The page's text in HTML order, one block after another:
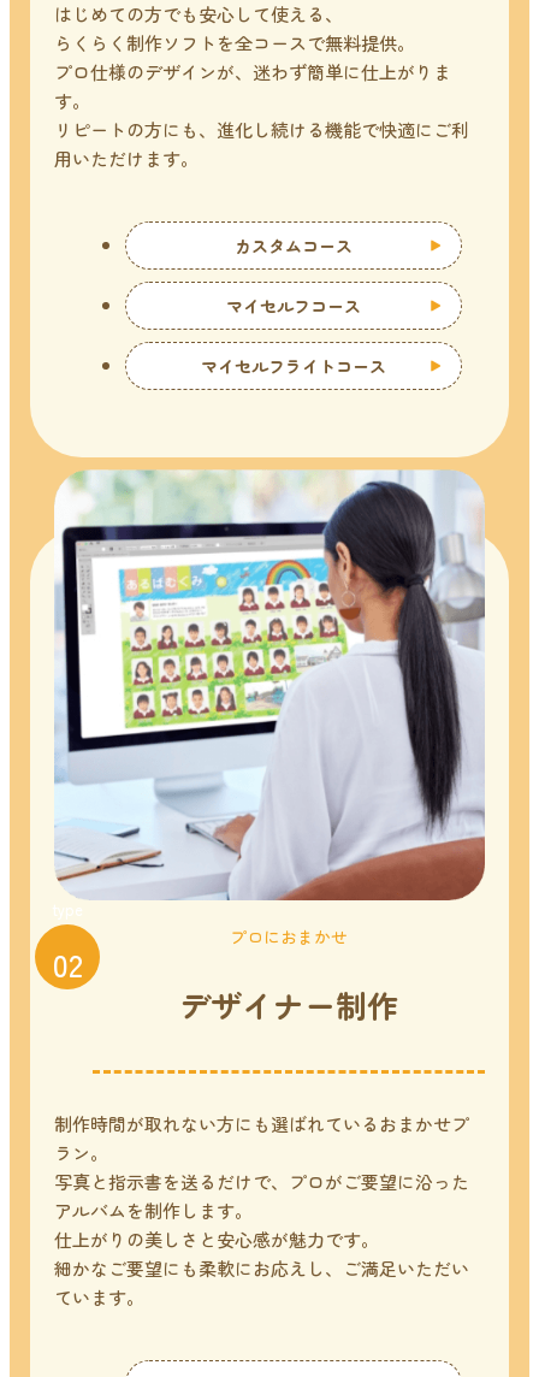
はじめての方でも安心して使える、
らくらく制作ソフトを全コースで無料提供。
プロ仕様のデザインが、迷わず簡単に仕上がりま
す。
リピートの方にも、進化し続ける機能で快適にご利
用いただけます。
カスタムコース
マイセルフコース
マイセルフライトコース
type
02
プロにおまかせ
デザイナー制作
制作時間が取れない方にも選ばれているおまかせプ
ラン。
写真と指示書を送るだけで、プロがご要望に沿った
アルバムを制作します。
仕上がりの美しさと安心感が魅力です。
細かなご要望にも柔軟にお応えし、ご満足いただい
ています。